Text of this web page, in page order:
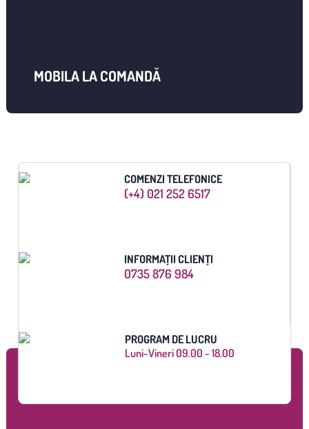
MOBILA LA COMANDĂ
COMENZI TELEFONICE
(+4) 021 252 6517
INFORMAȚII CLIENȚI
0735 876 984
PROGRAM DE LUCRU
Luni-Vineri 09.00 - 18.00